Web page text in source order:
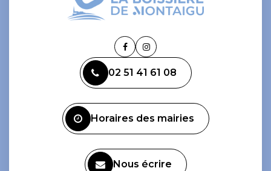
Lien
le
compte
Lien
le
compte
02 51 41 61 08
Horaires des mairies
Nous écrire